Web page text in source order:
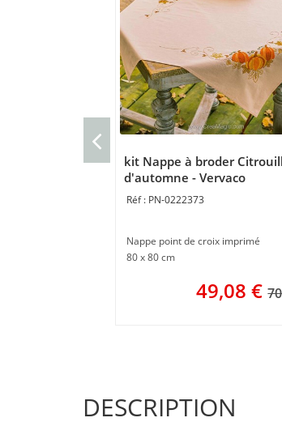
kit Nappe à broder
d'automne - Vervaco
PN-0222373
Nappe point de croix imprimé
80 x 80 cm
49,08 €
DESCRIPTION